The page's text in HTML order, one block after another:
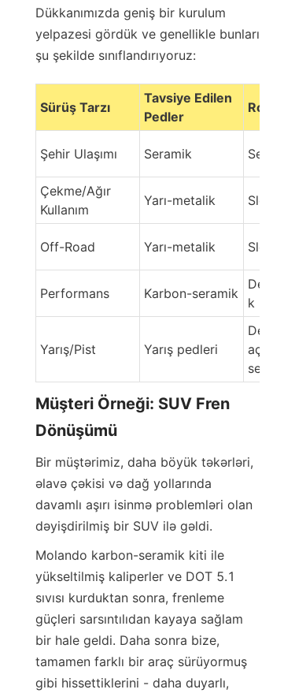
Dükkanımızda geniş bir kurulum
yelpazesi gördük ve genellikle bunları
şu şekilde sınıflandırıyoruz:
Sürüş Tarzı
Tavsiye Edilen
Pedler
Şehir Ulaşımı Seramik Sert/Açık
Çekme/Ağır
Kullanım
Yarı-metalik Slotlu/
Off-Road Yarı-metalik Slotted/
Performans Karbon-seramik
k
Yarış/Pist Yarış pedleri
Delik
seramik
Müşteri Örneği: SUV Fren
Dönüşümü
Bir müştərimiz, daha böyük təkərləri,
əlavə çəkisi və dağ yollarında
davamlı aşırı isinmə problemləri olan
dəyişdirilmiş bir SUV ilə gəldi.
Molando karbon-seramik kiti ile
yükseltilmiş kaliperler ve DOT 5.1
sıvısı kurduktan sonra, frenleme
güçleri sarsıntılıdan kayaya sağlam
bir hale geldi. Daha sonra bize,
tamamen farklı bir araç sürüyormuş
gibi hissettiklerini - daha duyarlı,